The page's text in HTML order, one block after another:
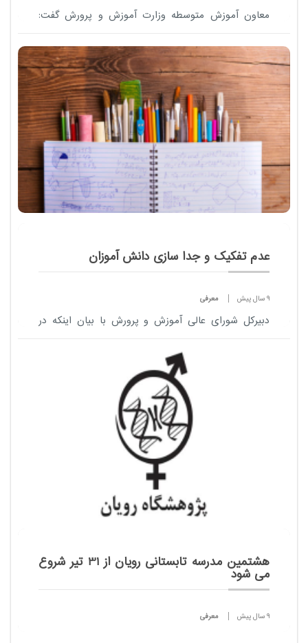
معاون آموزش متوسطه وزارت آموزش و پرورش گفت:
کیفیت در ایران است گفت و گو کرده‌ایم تا برای سال
96...
عدم تفکیک و جدا سازی دانش آموزان
9 سال پیش معرفی
دبیركل شورای عالی آموزش و پرورش با بیان اینكه در
هشتمین مدرسه تابستانی رویان از 31 تیر شروع
می شود
9 سال پیش معرفی